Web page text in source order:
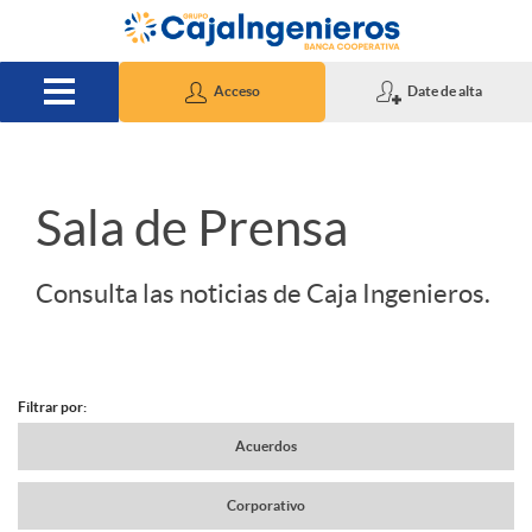
Saltar al contenido principal
Acceso Date de alta
S
Sala de Prensa
Consulta las noticias de Caja Ingenieros.
N
Filtrar por:
Acuerdos
Corporativo